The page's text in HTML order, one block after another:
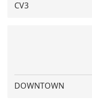
CV3
DOWNTOWN